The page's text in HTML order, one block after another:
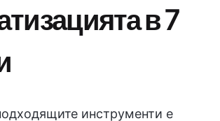
в 7
инструменти е